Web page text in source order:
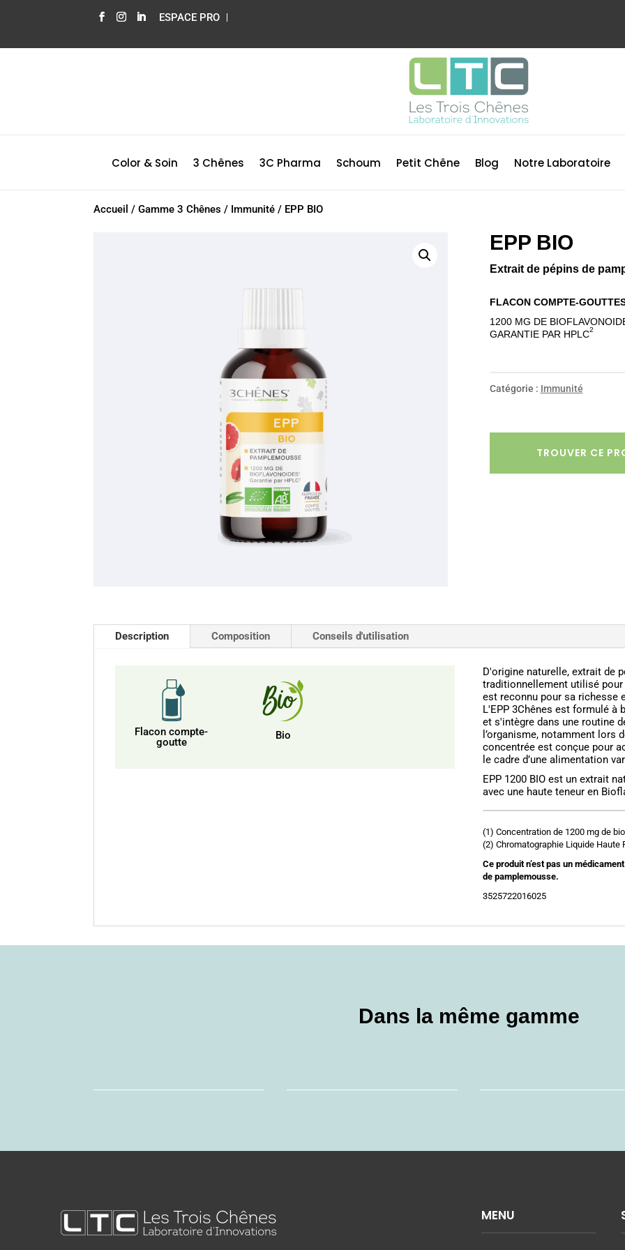
ESPACE PRO
Color & Soin 3 Chênes 3C Pharma Schoum Petit Chêne Blog Notre Laboratoire
Accueil /Gamme 3 Chênes / Immunité / EPP BIO
EPP BIO
Extrait de pépins de
FLACON COMPTE-
1200 MG DE
GARANTIE PAR HPLC2
Catégorie : Immunité
TROUVER CE
Description Composition Conseils d'utilisation
Flacon compte-
goutte
Bio
D'origine naturelle, extrait de
traditionnellement utilisé pour
est reconnu pour sa richesse
L'EPP 3Chênes est formulé à
et s'intègre dans une routine
l’organisme, notamment lors
concentrée est conçue pour
le cadre d’une alimentation
EPP 1200 BIO est un extrait
avec une haute teneur en
(1) Concentration de 1200 mg de
(2) Chromatographie Liquide Haute
Ce produit n’est pas un
de pamplemousse.
3525722016025
Dans la même gamme
MENU